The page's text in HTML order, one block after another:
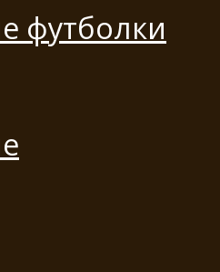
футболки